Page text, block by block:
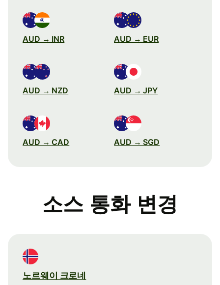
AUD → INR AUD → EUR
AUD → NZD AUD → JPY
AUD → CAD AUD → SGD
소스 통화 변경
노르웨이 크로네